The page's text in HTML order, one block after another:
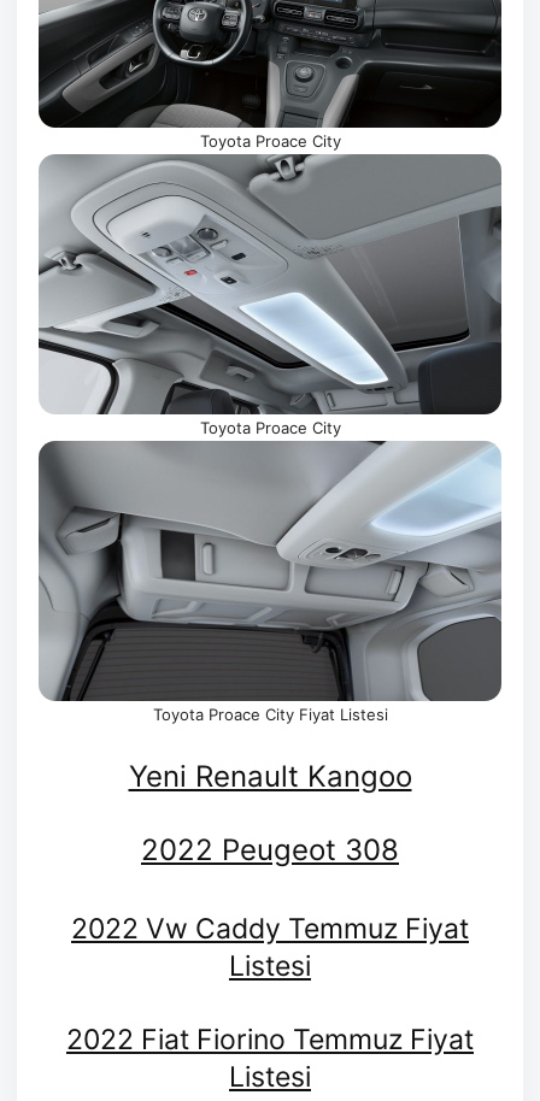
Toyota Proace City
Toyota Proace City
Toyota Proace City Fiyat Listesi
Yeni Renault Kangoo
2022 Peugeot 308
2022 Vw Caddy Temmuz Fiyat
Listesi
2022 Fiat Fiorino Temmuz Fiyat
Listesi